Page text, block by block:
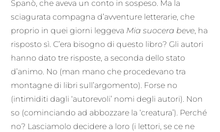
Spanò, che aveva un conto in sospeso. Ma la
sciagurata compagna d’avventure letterarie, che
proprio in quei giorni leggeva Mia suocera beve, ha
risposto sì. C’era bisogno di questo libro? Gli autori
hanno dato tre risposte, a seconda dello stato
d’animo. No (man mano che procedevano tra
montagne di libri sull’argomento). Forse no
(intimiditi dagli ‘autorevoli’ nomi degli autori). Non
so (cominciando ad abbozzare la ‘creatura’). Perché
no? Lasciamolo decidere a loro (i lettori, se ce ne